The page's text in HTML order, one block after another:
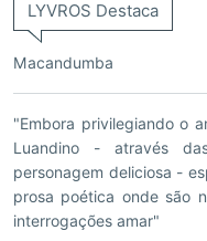
LYVROS Destaca
Macandumba
"Embora privilegiando o
Luandino - através
personagem deliciosa -
prosa poética onde são
interrogações amar"